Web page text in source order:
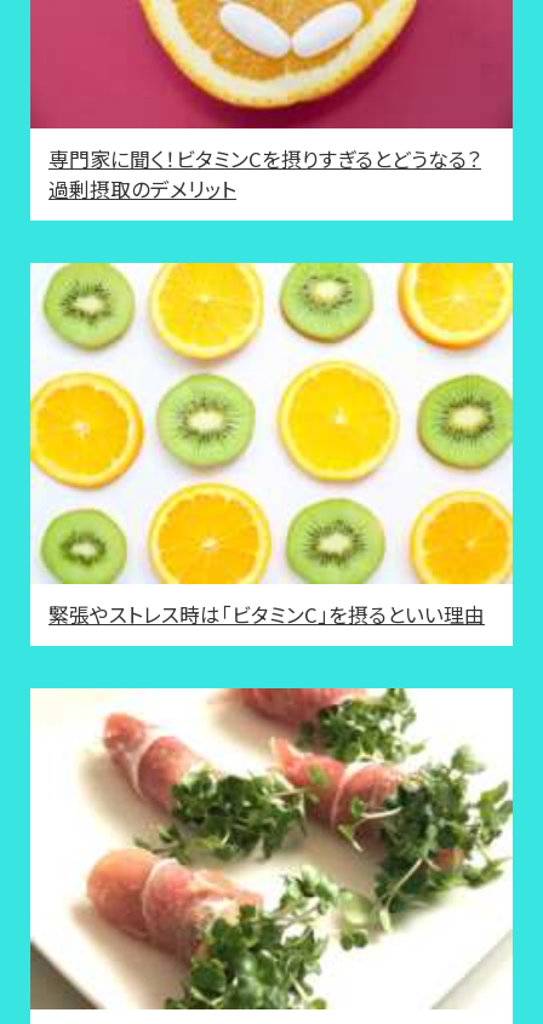
専門家に聞く！ビタミンCを摂りすぎるとどうなる？
過剰摂取のデメリット
緊張やストレス時は「ビタミンC」を摂るといい理由